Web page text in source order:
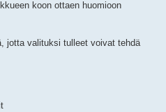
koon ottaen huomioon
jotta valituksi tulleet voivat tehdä